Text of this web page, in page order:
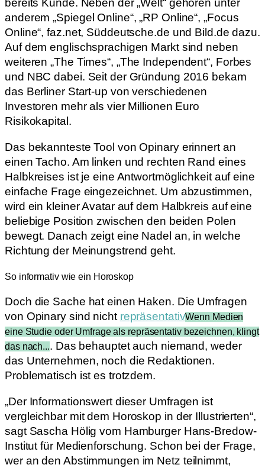
bereits Kunde. Neben der „Welt“ gehören unter
anderem „Spiegel Online“, „RP Online“, „Focus
Online“, faz.net, Süddeutsche.de und Bild.de dazu.
Auf dem englischsprachigen Markt sind neben
weiteren „The Times“, „The Independent“, Forbes
und NBC dabei. Seit der Gründung 2016 bekam
das Berliner Start-up von verschiedenen
Investoren mehr als vier Millionen Euro
Risikokapital.
Das bekannteste Tool von Opinary erinnert an
einen Tacho. Am linken und rechten Rand eines
Halbkreises ist je eine Antwortmöglichkeit auf eine
einfache Frage eingezeichnet. Um abzustimmen,
wird ein kleiner Avatar auf dem Halbkreis auf eine
beliebige Position zwischen den beiden Polen
bewegt. Danach zeigt eine Nadel an, in welche
Richtung der Meinungstrend geht.
So informativ wie ein Horoskop
Doch die Sache hat einen Haken. Die Umfragen
von Opinary sind nicht repräsentativWenn Medien
eine Studie oder Umfrage als repräsentativ bezeichnen, klingt
das nach.... Das behauptet auch niemand, weder
das Unternehmen, noch die Redaktionen.
Problematisch ist es trotzdem.
„Der Informationswert dieser Umfragen ist
vergleichbar mit dem Horoskop in der Illustrierten“,
sagt Sascha Hölig vom Hamburger Hans-Bredow-
Institut für Medienforschung. Schon bei der Frage,
wer an den Abstimmungen im Netz teilnimmt,